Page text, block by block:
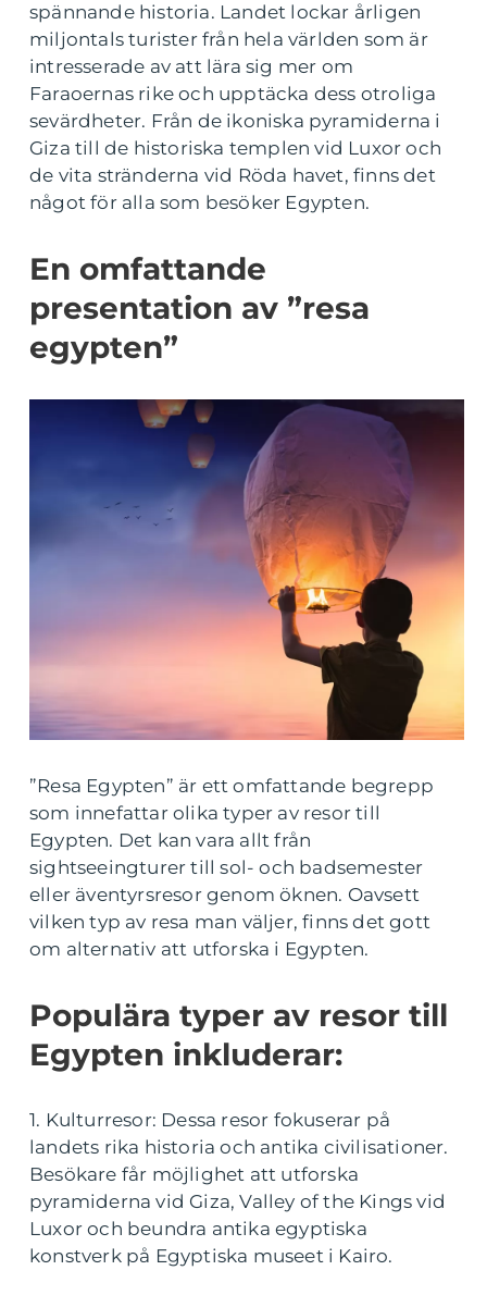
spännande historia. Landet lockar årligen
miljontals turister från hela världen som är
intresserade av att lära sig mer om
Faraoernas rike och upptäcka dess otroliga
sevärdheter. Från de ikoniska pyramiderna i
Giza till de historiska templen vid Luxor och
de vita stränderna vid Röda havet, finns det
något för alla som besöker Egypten.
En omfattande
presentation av ”resa
egypten”
”Resa Egypten” är ett omfattande begrepp
som innefattar olika typer av resor till
Egypten. Det kan vara allt från
sightseeingturer till sol- och badsemester
eller äventyrsresor genom öknen. Oavsett
vilken typ av resa man väljer, finns det gott
om alternativ att utforska i Egypten.
Populära typer av resor till
Egypten inkluderar:
1. Kulturresor: Dessa resor fokuserar på
landets rika historia och antika civilisationer.
Besökare får möjlighet att utforska
pyramiderna vid Giza, Valley of the Kings vid
Luxor och beundra antika egyptiska
konstverk på Egyptiska museet i Kairo.